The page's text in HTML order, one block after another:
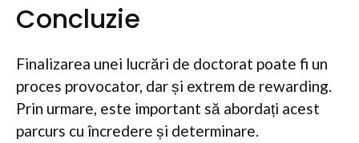
Concluzie
Finalizarea unei lucrări de doctorat poate fi un
proces provocator, dar și extrem de rewarding.
Prin urmare, este important să abordați acest
parcurs cu încredere și determinare.